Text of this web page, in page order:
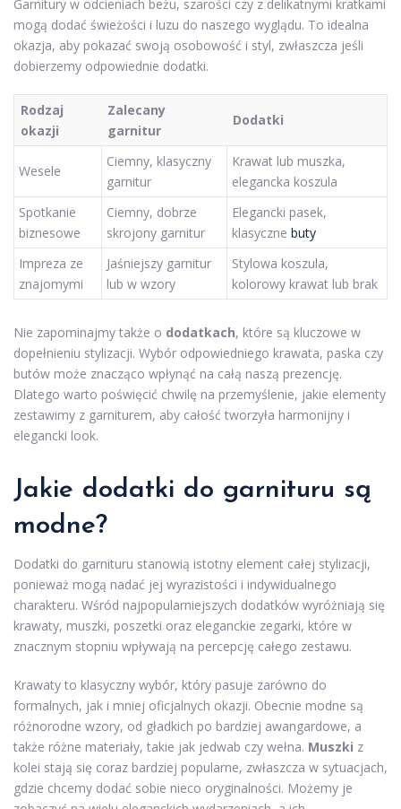
Garnitury w odcieniach beżu, szarości czy z delikatnymi kratkami
mogą dodać świeżości i luzu do naszego wyglądu. To idealna
okazja, aby pokazać swoją osobowość i styl, zwłaszcza jeśli
dobierzemy odpowiednie dodatki.
Rodzaj
okazji
Zalecany
garnitur
Dodatki
Wesele
Ciemny, klasyczny
garnitur
Krawat lub muszka,
elegancka koszula
Spotkanie
biznesowe
Ciemny, dobrze
skrojony garnitur
Elegancki pasek,
klasyczne buty
Impreza ze
znajomymi
Jaśniejszy garnitur
lub w wzory
Stylowa koszula,
kolorowy krawat lub brak
Nie zapominajmy także o dodatkach, które są kluczowe w
dopełnieniu stylizacji. Wybór odpowiedniego krawata, paska czy
butów może znacząco wpłynąć na całą naszą prezencję.
Dlatego warto poświęcić chwilę na przemyślenie, jakie elementy
zestawimy z garniturem, aby całość tworzyła harmonijny i
elegancki look.
Jakie dodatki do garnituru są
modne?
Dodatki do garnituru stanowią istotny element całej stylizacji,
ponieważ mogą nadać jej wyrazistości i indywidualnego
charakteru. Wśród najpopularniejszych dodatków wyróżniają się
krawaty, muszki, poszetki oraz eleganckie zegarki, które w
znacznym stopniu wpływają na percepcję całego zestawu.
Krawaty to klasyczny wybór, który pasuje zarówno do
formalnych, jak i mniej oficjalnych okazji. Obecnie modne są
różnorodne wzory, od gładkich po bardziej awangardowe, a
także różne materiały, takie jak jedwab czy wełna. Muszki z
kolei stają się coraz bardziej popularne, zwłaszcza w sytuacjach,
gdzie chcemy dodać sobie nieco oryginalności. Możemy je